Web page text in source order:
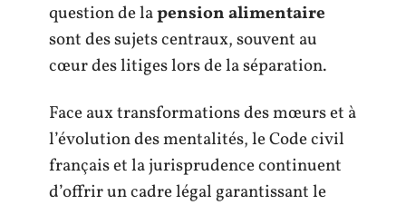
question de lapension alimentaire
sont des sujets centraux, souvent au
cœur des litiges lors de la séparation.
Face aux transformations des mœurs et à
l’évolution des mentalités, le Code civil
français et la jurisprudence continuent
d’offrir un cadre légal garantissant le